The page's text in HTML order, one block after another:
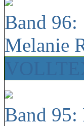
Band 96:
Melanie
Band